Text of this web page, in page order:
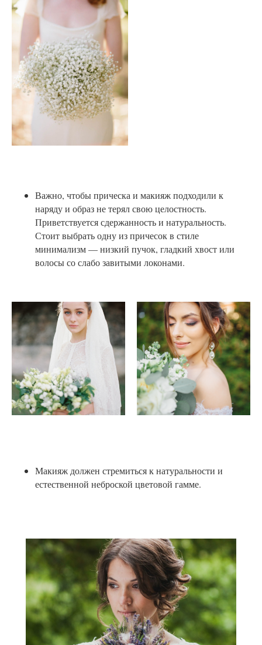
Важно, чтобы прическа и макияж подходили к
наряду и образ не терял свою целостность.
Приветствуется сдержанность и натуральность.
Стоит выбрать одну из причесок в стиле
минимализм — низкий пучок, гладкий хвост или
волосы со слабо завитыми локонами.
Макияж должен стремиться к натуральности и
естественной неброской цветовой гамме.